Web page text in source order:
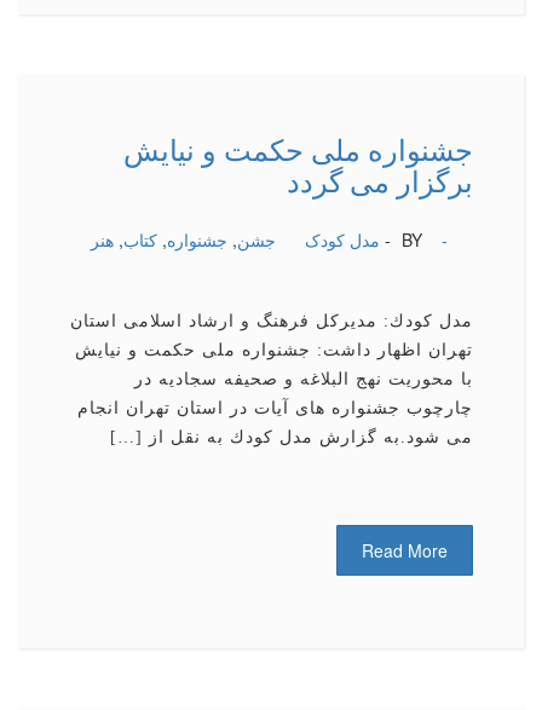
جشنواره ملی حكمت و نیایش
برگزار می گردد
BY - مدل کودک جشن, جشنواره, كتاب, هنر -
مدل كودك: مدیركل فرهنگ و ارشاد اسلامی استان
تهران اظهار داشت: جشنواره ملی حكمت و نیایش
با محوریت نهج البلاغه و صحیفه سجادیه در
چارچوب جشنواره های آیات در استان تهران انجام
می شود.به گزارش مدل كودك به نقل از […]
Read More